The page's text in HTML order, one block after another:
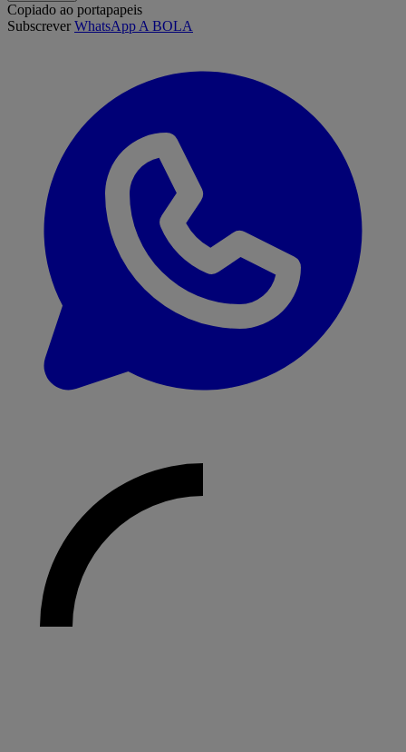
Copiado ao portapapeis
SubscreverWhatsApp A BOLA